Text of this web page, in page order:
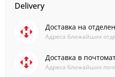
Delivery
Доставка на
Адреса ближайших
Доставка в
Адреса ближайших